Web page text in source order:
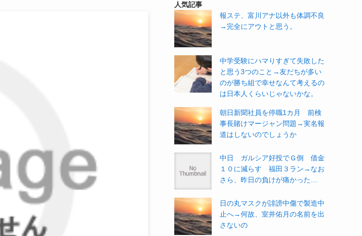
人気記事
報ステ、富川アナ以外も体調不良
→完全にアウトと思う。
中学受験にハマりすぎて失敗した
と思う3つのこと→友だちが多い
のが勝ち組で幸せなんて考えるの
は日本人くらいじゃないかな。
朝日新聞社員を停職1カ月 前検
事長賭けマージャン問題→実名報
道はしないのでしょうか
中日 ガルシア好投でＧ倒 借金
１０に減らす 福田３ラン→なお
さら、昨日の負けが痛かった…
日の丸マスクが誹謗中傷で製造中
止へ→何故、室井佑月の名前を出
さないの